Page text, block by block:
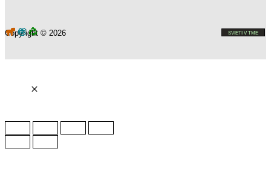
SVIETI V TME
SVIETI V TME
SVIETI V TME
Copyright © 2026